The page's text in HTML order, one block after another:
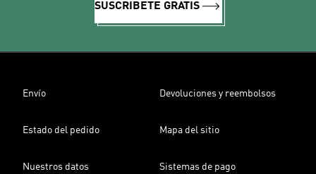
SUSCRÍBETE GRATIS
Envío Devoluciones y reembolsos
Estado del pedido Mapa del sitio
Nuestros datos Sistemas de pago